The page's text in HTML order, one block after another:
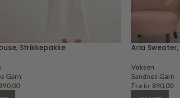
Strikkepakke
Garn
Aria
Voksen
Sandnes Garn
Fra kr890,00